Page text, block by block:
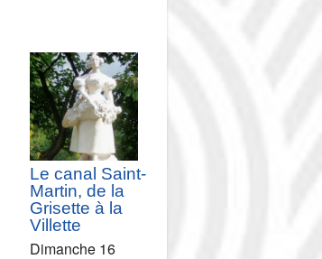
Le canal Saint-
Martin, de la
Grisette à la
Villette
Dimanche 16